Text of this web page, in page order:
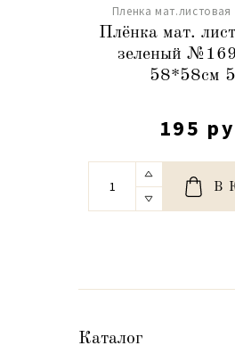
Пленка
Плёнка мат.
зеленый
58*58см
195
В
Каталог